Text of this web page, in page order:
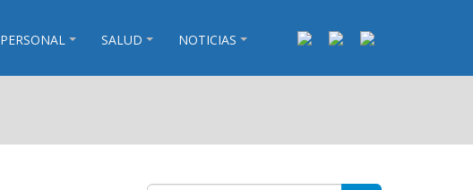
PERSONAL SALUD NOTICIAS